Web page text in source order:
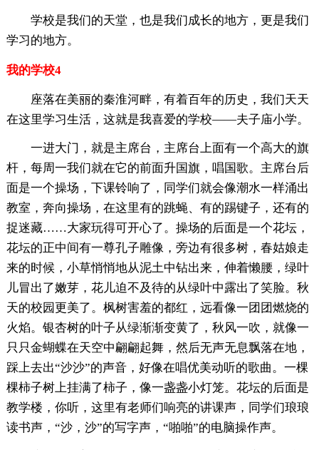
学校是我们的天堂，也是我们成长的地方，更是我们
学习的地方。
我的学校4
座落在美丽的秦淮河畔，有着百年的历史，我们天天
在这里学习生活，这就是我喜爱的学校——夫子庙小学。
一进大门，就是主席台，主席台上面有一个高大的旗
杆，每周一我们就在它的前面升国旗，唱国歌。主席台后
面是一个操场，下课铃响了，同学们就会像潮水一样涌出
教室，奔向操场，在这里有的跳蝇、有的踢键子，还有的
捉迷藏……大家玩得可开心了。操场的后面是一个花坛，
花坛的正中间有一尊孔子雕像，旁边有很多树，春姑娘走
来的时候，小草悄悄地从泥土中钻出来，伸着懒腰，绿叶
儿冒出了嫩芽，花儿迫不及待的从绿叶中露出了笑脸。秋
天的校园更美了。枫树害羞的都红，远看像一团团燃烧的
火焰。银杏树的叶子从绿渐渐变黄了，秋风一吹，就像一
只只金蝴蝶在天空中翩翩起舞，然后无声无息飘落在地，
踩上去出“沙沙”的声音，好像在唱优美动听的歌曲。一棵
棵柿子树上挂满了柿子，像一盏盏小灯笼。花坛的后面是
教学楼，你听，这里有老师们响亮的讲课声，同学们琅琅
读书声，“沙，沙”的写字声，“啪啪”的电脑操作声。